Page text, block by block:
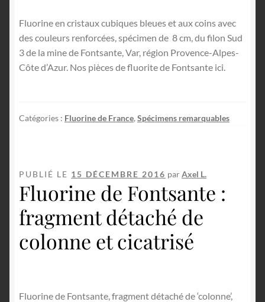
Fluorine en cristaux cubiques bleues et aux coins avec
des couleurs renforcées, spécimen de 8 cm, du filon Sud
3 de la mine de Fontsante, Var, région Provence-Alpes-
Côte d’Azur. Nos pièces de fluorite de Fontsante ici.
Catégories : Fluorine de France, Spécimens remarquables
PUBLIÉ LE 15 DÉCEMBRE 2016 parAxel L.
Fluorine de Fontsante :
fragment détaché de
colonne et cicatrisé
Fluorine de Fontsante, fragment détaché de ‘colonne’,